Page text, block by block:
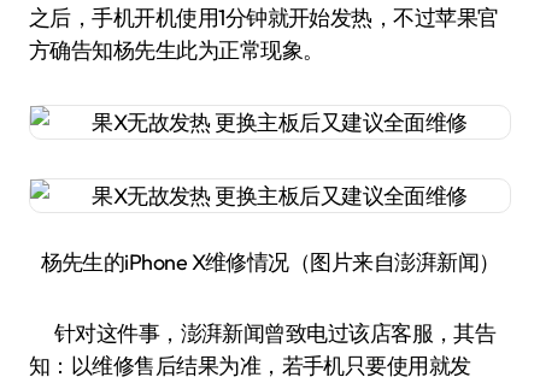
之后，手机开机使用1分钟就开始发热，不过苹果官
方确告知杨先生此为正常现象。
杨先生的iPhone X维修情况（图片来自澎湃新闻）
针对这件事，澎湃新闻曾致电过该店客服，其告
知：以维修售后结果为准，若手机只要使用就发